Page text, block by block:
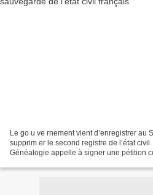
Le go u ve rnement vient d’enregistrer au
supprim er le second registre de l’état
Généalogie appelle à signer une pétition